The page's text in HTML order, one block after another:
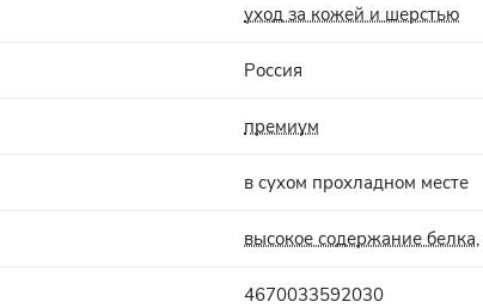
уход за кожей и шерстью
Россия
премиум
в сухом прохладном месте
высокое содержание белка,
4670033592030